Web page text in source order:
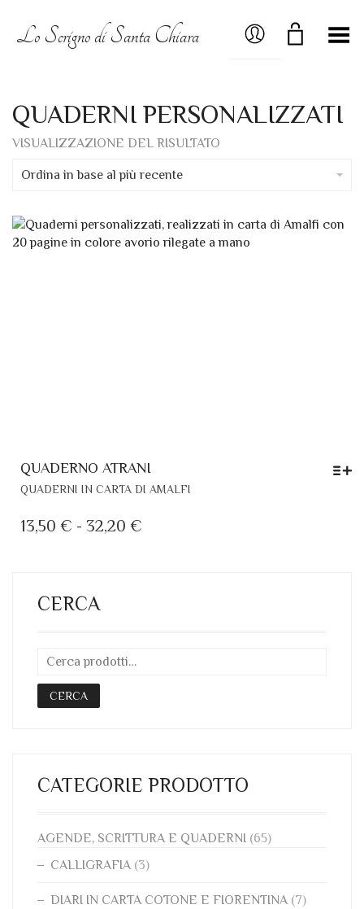
Lo Scrigno di Santa Chiara MY ACCOUNT
Menú
QUADERNI PERSONALIZZATI
VISUALIZZAZIONE DEL RISULTATO
Ordina in base al più recente
QUADERNO ATRANI
QUADERNI IN CARTA DI AMALFI
13,50 € - 32,20 €
CERCA
CERCA
CATEGORIE PRODOTTO
AGENDE, SCRITTURA E QUADERNI (65)
CALLIGRAFIA (3)
DIARI IN CARTA COTONE E FIORENTINA (7)